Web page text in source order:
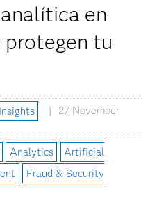
en
protegen tu
27 November
Analytics
Artificial
Fraud & Security